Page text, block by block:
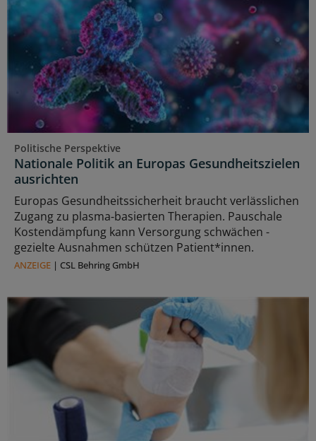
Politische Perspektive
Nationale Politik an Europas Gesundheitszielen
ausrichten
Europas Gesundheitssicherheit braucht verlässlichen
Zugang zu plasma‑basierten Therapien. Pauschale
Kostendämpfung kann Versorgung schwächen -
gezielte Ausnahmen schützen Patient*innen.
ANZEIGE | CSL Behring GmbH